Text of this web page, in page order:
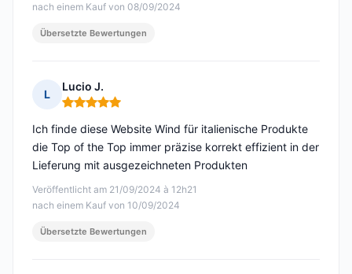
nach einem Kauf von 08/09/2024
Übersetzte Bewertungen
L
Lucio J.
Hinweis: 5 von 5
Veröffentlicht am 21/09/2024 à 12h21
nach einem Kauf von 10/09/2024
Ich finde diese Website Wind für italienische Produkte
die Top of the Top immer präzise korrekt effizient in der
Lieferung mit ausgezeichneten Produkten
Übersetzte Bewertungen